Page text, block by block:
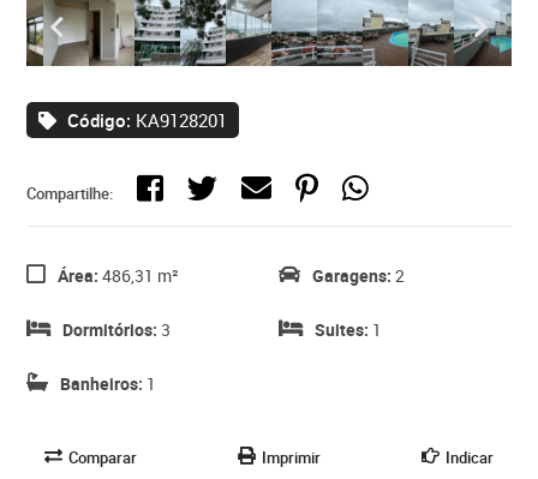
Código: KA9128201
Compartilhe:
Área: 486,31 m²
Dormitórios: 3
Banheiros: 1
Garagens: 2
Suites: 1
Comparar Imprimir Indicar